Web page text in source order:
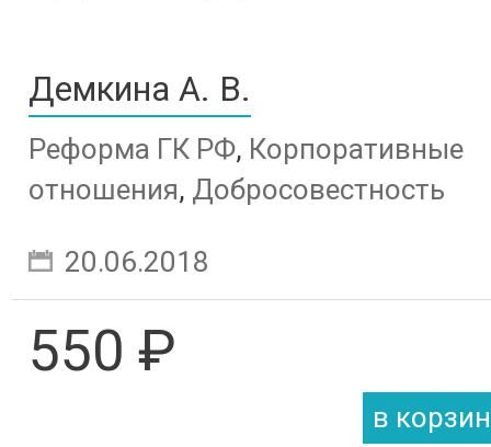
Демкина А. В.
Реформа ГК РФ, Корпоративные
отношения, Добросовестность
20.06.2018
550 ₽